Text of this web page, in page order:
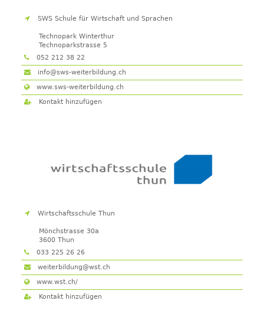
SWS Schule für Wirtschaft und Sprachen
Technopark Winterthur
Technoparkstrasse 5
8406 Winterthur
052 212 38 22
info@sws-weiterbildung.ch
www.sws-weiterbildung.ch
Kontakt hinzufügen
Wirtschaftsschule Thun
Mönchstrasse 30a
3600 Thun
033 225 2​6 26
weiterbildung@wst.ch
www.wst.ch/
Kontakt hinzufügen